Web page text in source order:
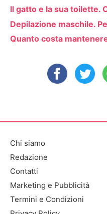
Il gatto e la sua toilette.
Depilazione maschile.
Quanto costa
Chi siamo
Redazione
Contatti
Marketing e Pubblicità
Termini e Condizioni